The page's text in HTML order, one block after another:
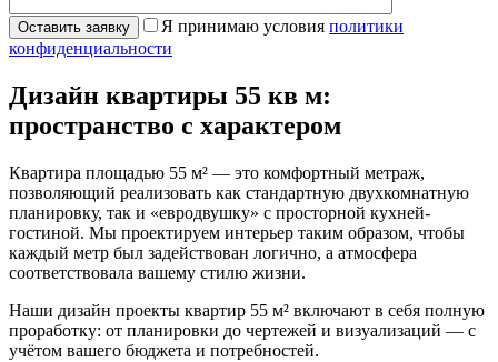
Я принимаю условия политики
конфиденциальности
Дизайн квартиры 55 кв м:
пространство с характером
Квартира площадью 55 м² — это комфортный метраж,
позволяющий реализовать как стандартную двухкомнатную
планировку, так и «евродвушку» с просторной кухней-
гостиной. Мы проектируем интерьер таким образом, чтобы
каждый метр был задействован логично, а атмосфера
соответствовала вашему стилю жизни.
Наши дизайн проекты квартир 55 м² включают в себя полную
проработку: от планировки до чертежей и визуализаций — с
учётом вашего бюджета и потребностей.